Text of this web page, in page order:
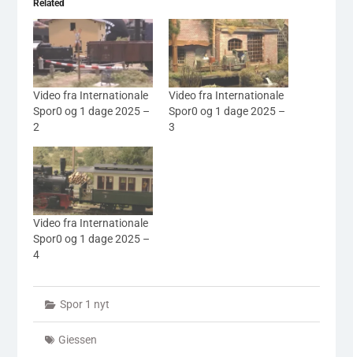
Related
Video fra Internationale
Spor0 og 1 dage 2025 –
2
Video fra Internationale
Spor0 og 1 dage 2025 –
3
Video fra Internationale
Spor0 og 1 dage 2025 –
4
Spor 1 nyt
Giessen